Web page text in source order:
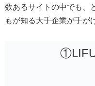
数あるサイトの中でも、
もが知る大手企業が手が